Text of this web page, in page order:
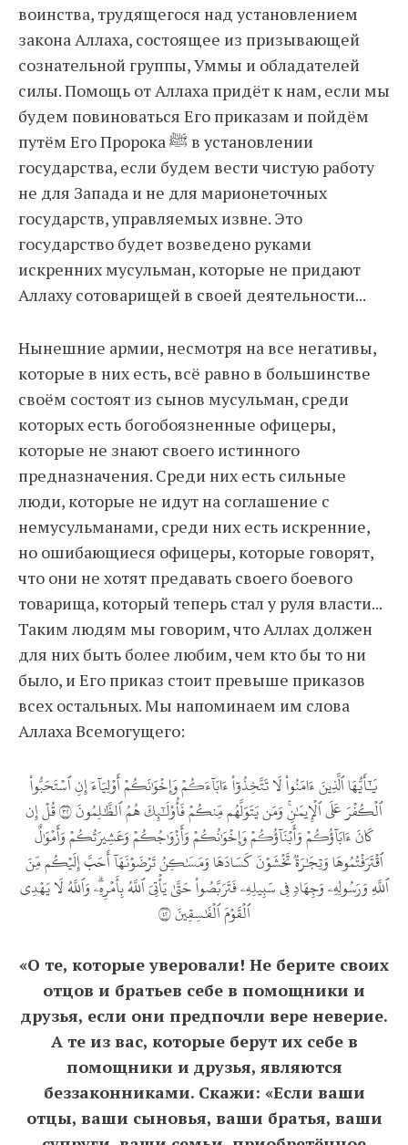
воинства, трудящегося над установлением
закона Аллаха, состоящее из призывающей
сознательной группы, Уммы и обладателей
силы. Помощь от Аллаха придёт к нам, если мы
будем повиноваться Его приказам и пойдём
путём Его Пророка ﷺ в установлении
государства, если будем вести чистую работу
не для Запада и не для марионеточных
государств, управляемых извне. Это
государство будет возведено руками
искренних мусульман, которые не придают
Аллаху сотоварищей в своей деятельности...
Нынешние армии, несмотря на все негативы,
которые в них есть, всё равно в большинстве
своём состоят из сынов мусульман, среди
которых есть богобоязненные офицеры,
которые не знают своего истинного
предназначения. Среди них есть сильные
люди, которые не идут на соглашение с
немусульманами, среди них есть искренние,
но ошибающиеся офицеры, которые говорят,
что они не хотят предавать своего боевого
товарища, который теперь стал у руля власти...
Таким людям мы говорим, что Аллах должен
для них быть более любим, чем кто бы то ни
было, и Его приказ стоит превыше приказов
всех остальных. Мы напоминаем им слова
Аллаха Всемогущего:
يَٰٓأَيُّهَا ٱلَّذِينَ ءَامَنُواْ لَا تَتَّخِذُوٓاْ ءَابَآءَكُمۡ وَإِخۡوَٰنَكُمۡ أَوۡلِيَآءَ إِنِ ٱسۡتَحَبُّواْ
ٱلۡكُفۡرَ عَلَى ٱلۡإِيمَٰنِۚ وَمَن يَتَوَلَّهُم مِّنكُمۡ فَأُوْلَٰٓئِكَ هُمُ ٱلظَّٰلِمُونَ ٢٣ قُلۡ إِن
كَانَ ءَابَآؤُكُمۡ وَأَبۡنَآؤُكُمۡ وَإِخۡوَٰنُكُمۡ وَأَزۡوَٰجُكُمۡ وَعَشِيرَتُكُمۡ وَأَمۡوَٰلٌ
ٱقۡتَرَفۡتُمُوهَا وَتِجَٰرَةٞ تَخۡشَوۡنَ كَسَادَهَا وَمَسَٰكِنُ تَرۡضَوۡنَهَآ أَحَبَّ إِلَيۡكُم مِّنَ
ٱللَّهِ وَرَسُولِهِۦ وَجِهَادٖ فِي سَبِيلِهِۦ فَتَرَبَّصُواْ حَتَّىٰ يَأۡتِيَ ٱللَّهُ بِأَمۡرِهِۦۗ وَٱللَّهُ لَا يَهۡدِي
ٱلۡقَوۡمَ ٱلۡفَٰسِقِينَ ٢٤
«О те, которые уверовали! Не берите своих
отцов и братьев себе в помощники и
друзья, если они предпочли вере неверие.
А те из вас, которые берут их себе в
помощники и друзья, являются
беззаконниками. Скажи: «Если ваши
отцы, ваши сыновья, ваши братья, ваши